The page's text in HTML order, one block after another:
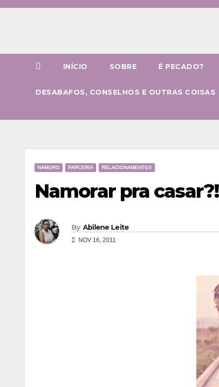
Skip
INÍCIO SOBRE É PECADO?
DESABAFOS, CONSELHOS E OUTRAS COISAS
NAMORO PARCERIA RELACIONAMENTOS
Namorar pra casar?!
By Abilene Leite
NOV 16, 2011